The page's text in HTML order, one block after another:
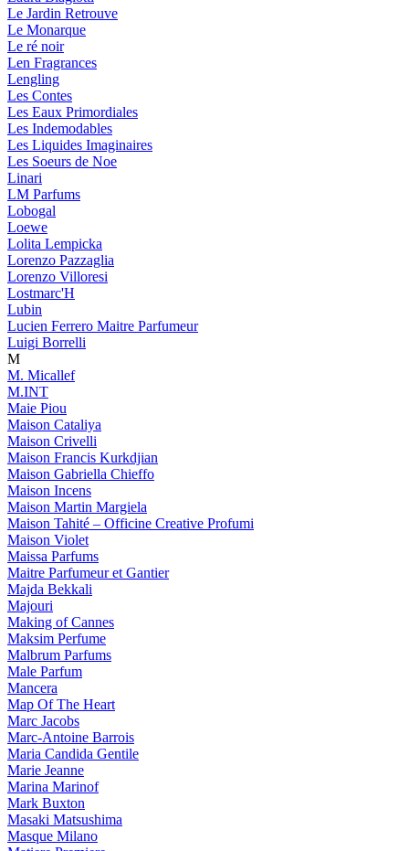
Le Jardin Retrouve
Le Monarque
Le ré noir
Len Fragrances
Lengling
Les Contes
Les Eaux Primordiales
Les Indemodables
Les Liquides Imaginaires
Les Soeurs de Noe
Linari
LM Parfums
Lobogal
Loewe
Lolita Lempicka
Lorenzo Pazzaglia
Lorenzo Villoresi
Lostmarc'H
Lubin
Lucien Ferrero Maitre Parfumeur
Luigi Borrelli
M
M. Micallef
M.INT
Maie Piou
Maison Cataliya
Maison Crivelli
Maison Francis Kurkdjian
Maison Gabriella Chieffo
Maison Incens
Maison Martin Margiela
Maison Tahité – Officine Creative Profumi
Maison Violet
Maissa Parfums
Maitre Parfumeur et Gantier
Majda Bekkali
Majouri
Making of Cannes
Maksim Perfume
Malbrum Parfums
Male Parfum
Mancera
Map Of The Heart
Marc Jacobs
Marc-Antoine Barrois
Maria Candida Gentile
Marie Jeanne
Marina Marinof
Mark Buxton
Masaki Matsushima
Masque Milano